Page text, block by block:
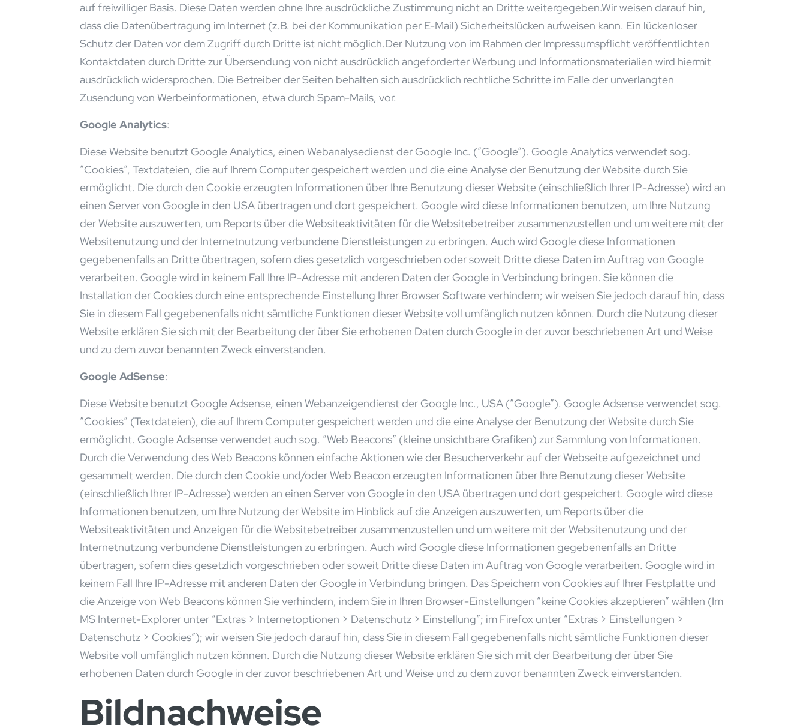
auf freiwilliger Basis. Diese Daten werden ohne Ihre ausdrückliche Zustimmung nicht an Dritte weitergegeben.Wir weisen darauf hin,
dass die Datenübertragung im Internet (z.B. bei der Kommunikation per E-Mail) Sicherheitslücken aufweisen kann. Ein lückenloser
Schutz der Daten vor dem Zugriff durch Dritte ist nicht möglich.Der Nutzung von im Rahmen der Impressumspflicht veröffentlichten
Kontaktdaten durch Dritte zur Übersendung von nicht ausdrücklich angeforderter Werbung und Informationsmaterialien wird hiermit
ausdrücklich widersprochen. Die Betreiber der Seiten behalten sich ausdrücklich rechtliche Schritte im Falle der unverlangten
Zusendung von Werbeinformationen, etwa durch Spam-Mails, vor.
Google Analytics:
Diese Website benutzt Google Analytics, einen Webanalysedienst der Google Inc. (”Google”). Google Analytics verwendet sog.
”Cookies”, Textdateien, die auf Ihrem Computer gespeichert werden und die eine Analyse der Benutzung der Website durch Sie
ermöglicht. Die durch den Cookie erzeugten Informationen über Ihre Benutzung dieser Website (einschließlich Ihrer IP-Adresse) wird an
einen Server von Google in den USA übertragen und dort gespeichert. Google wird diese Informationen benutzen, um Ihre Nutzung
der Website auszuwerten, um Reports über die Websiteaktivitäten für die Websitebetreiber zusammenzustellen und um weitere mit der
Websitenutzung und der Internetnutzung verbundene Dienstleistungen zu erbringen. Auch wird Google diese Informationen
gegebenenfalls an Dritte übertragen, sofern dies gesetzlich vorgeschrieben oder soweit Dritte diese Daten im Auftrag von Google
verarbeiten. Google wird in keinem Fall Ihre IP-Adresse mit anderen Daten der Google in Verbindung bringen. Sie können die
Installation der Cookies durch eine entsprechende Einstellung Ihrer Browser Software verhindern; wir weisen Sie jedoch darauf hin, dass
Sie in diesem Fall gegebenenfalls nicht sämtliche Funktionen dieser Website voll umfänglich nutzen können. Durch die Nutzung dieser
Website erklären Sie sich mit der Bearbeitung der über Sie erhobenen Daten durch Google in der zuvor beschriebenen Art und Weise
und zu dem zuvor benannten Zweck einverstanden.
Google AdSense:
Diese Website benutzt Google Adsense, einen Webanzeigendienst der Google Inc., USA (”Google”). Google Adsense verwendet sog.
”Cookies” (Textdateien), die auf Ihrem Computer gespeichert werden und die eine Analyse der Benutzung der Website durch Sie
ermöglicht. Google Adsense verwendet auch sog. ”Web Beacons” (kleine unsichtbare Grafiken) zur Sammlung von Informationen.
Durch die Verwendung des Web Beacons können einfache Aktionen wie der Besucherverkehr auf der Webseite aufgezeichnet und
gesammelt werden. Die durch den Cookie und/oder Web Beacon erzeugten Informationen über Ihre Benutzung dieser Website
(einschließlich Ihrer IP-Adresse) werden an einen Server von Google in den USA übertragen und dort gespeichert. Google wird diese
Informationen benutzen, um Ihre Nutzung der Website im Hinblick auf die Anzeigen auszuwerten, um Reports über die
Websiteaktivitäten und Anzeigen für die Websitebetreiber zusammenzustellen und um weitere mit der Websitenutzung und der
Internetnutzung verbundene Dienstleistungen zu erbringen. Auch wird Google diese Informationen gegebenenfalls an Dritte
übertragen, sofern dies gesetzlich vorgeschrieben oder soweit Dritte diese Daten im Auftrag von Google verarbeiten. Google wird in
keinem Fall Ihre IP-Adresse mit anderen Daten der Google in Verbindung bringen. Das Speichern von Cookies auf Ihrer Festplatte und
die Anzeige von Web Beacons können Sie verhindern, indem Sie in Ihren Browser-Einstellungen ”keine Cookies akzeptieren” wählen (Im
MS Internet-Explorer unter ”Extras > Internetoptionen > Datenschutz > Einstellung”; im Firefox unter ”Extras > Einstellungen >
Datenschutz > Cookies”); wir weisen Sie jedoch darauf hin, dass Sie in diesem Fall gegebenenfalls nicht sämtliche Funktionen dieser
Website voll umfänglich nutzen können. Durch die Nutzung dieser Website erklären Sie sich mit der Bearbeitung der über Sie
erhobenen Daten durch Google in der zuvor beschriebenen Art und Weise und zu dem zuvor benannten Zweck einverstanden.
Bildnachweise